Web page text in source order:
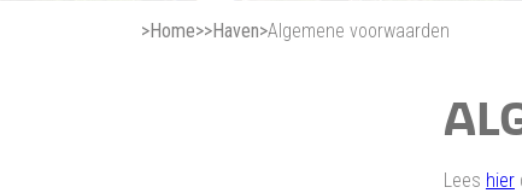
>Home>>Haven>Algemene voorwaarden
Lees hier